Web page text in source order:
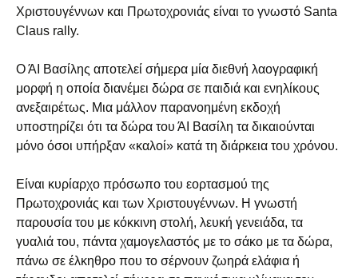
Χριστουγέννων και Πρωτοχρονιάς είναι το γνωστό Santa
Claus rally.
Ο ΆI Βασίλης αποτελεί σήμερα μία διεθνή λαογραφική
μορφή η οποία διανέμει δώρα σε παιδιά και ενηλίκους
ανεξαιρέτως. Μια μάλλον παρανοημένη εκδοχή
υποστηρίζει ότι τα δώρα του ΆΙ Βασίλη τα δικαιούνται
μόνο όσοι υπήρξαν «καλοί» κατά τη διάρκεια του χρόνου.
Είναι κυρίαρχο πρόσωπο του εορτασμού της
Πρωτοχρονιάς και των Χριστουγέννων. Η γνωστή
παρουσία του με κόκκινη στολή, λευκή γενειάδα, τα
γυαλιά του, πάντα χαμογελαστός με το σάκο με τα δώρα,
πάνω σε έλκηθρο που το σέρνουν ζωηρά ελάφια ή